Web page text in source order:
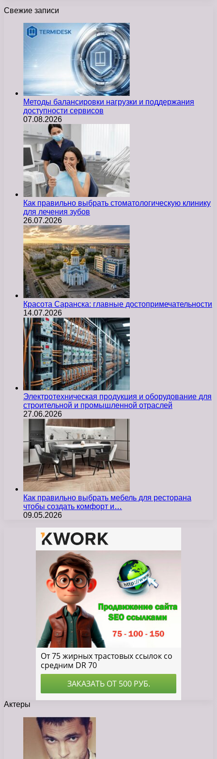
Свежие записи
Методы балансировки нагрузки и поддержания
доступности сервисов
07.08.2026
Как правильно выбрать стоматологическую клинику
для лечения зубов
26.07.2026
Красота Саранска: главные достопримечательности
14.07.2026
Электротехническая продукция и оборудование для
строительной и промышленной отраслей
27.06.2026
Как правильно выбрать мебель для ресторана
чтобы создать комфорт и…
09.05.2026
Актеры